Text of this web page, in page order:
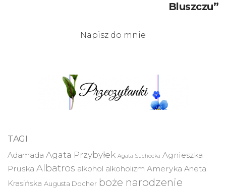
Bluszczu”
Napisz do mnie
TAGI
Adamada Agata Przybyłek Agata Suchocka Agnieszka
Pruska Albatros alkohol alkoholizm Ameryka Aneta
Krasińska Augusta Docher boże narodzenie